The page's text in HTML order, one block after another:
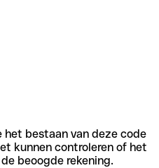
het bestaan van deze code
kunnen controleren of het
beoogde rekening.